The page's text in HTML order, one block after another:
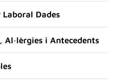
Dades
i Antecedents